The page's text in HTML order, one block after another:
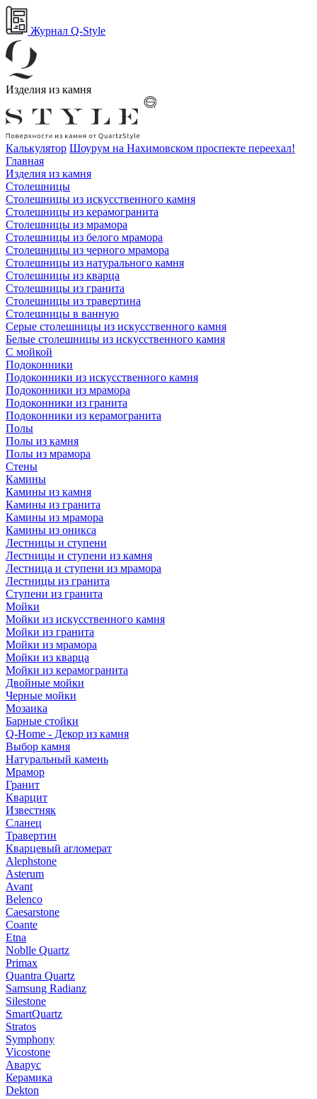
Журнал Q-Style
Изделия из камня
Калькулятор Шоурум на Нахимовском проспекте переехал!
Главная
Изделия из камня
Столешницы
Столешницы из искусственного камня
Столешницы из керамогранита
Столешницы из мрамора
Столешницы из белого мрамора
Столешницы из черного мрамора
Столешницы из натурального камня
Столешницы из кварца
Столешницы из гранита
Столешницы из травертина
Столешницы в ванную
Серые столешницы из искусственного камня
Белые столешницы из искусственного камня
С мойкой
Подоконники
Подоконники из искусственного камня
Подоконники из мрамора
Подоконники из гранита
Подоконники из керамогранита
Полы
Полы из камня
Полы из мрамора
Стены
Камины
Камины из камня
Камины из гранита
Камины из мрамора
Камины из оникса
Лестницы и ступени
Лестницы и ступени из камня
Лестница и ступени из мрамора
Лестницы из гранита
Ступени из гранита
Мойки
Мойки из искусственного камня
Мойки из гранита
Мойки из мрамора
Мойки из кварца
Мойки из керамогранита
Двойные мойки
Черные мойки
Мозаика
Барные стойки
Q-Home - Декор из камня
Выбор камня
Натуральный камень
Мрамор
Гранит
Кварцит
Известняк
Сланец
Травертин
Кварцевый агломерат
Alephstone
Asterum
Avant
Belenco
Caesarstone
Coante
Etna
Noblle Quartz
Primax
Quantra Quartz
Samsung Radianz
Silestone
SmartQuartz
Stratos
Symphony
Vicostone
Аварус
Керамика
Dekton